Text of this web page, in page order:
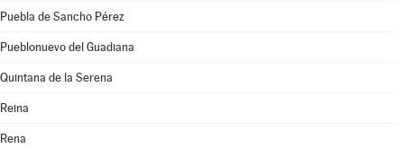
Puebla de Sancho Pérez
Pueblonuevo del Guadiana
Quintana de la Serena
Reina
Rena